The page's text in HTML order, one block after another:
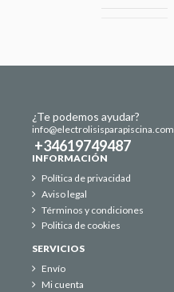
¿Te podemos ayudar?
info@electrolisisparapiscina.com
+34619749487
INFORMACIÓN
Política de privacidad
Aviso legal
Términos y condiciones
Politica de cookies
SERVICIOS
Envío
Mi cuenta